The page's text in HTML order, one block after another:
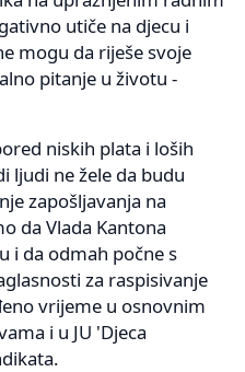
utiče na djecu i
mogu da riješe svoje
pitanje u životu -
niskih plata i loših
ljudi ne žele da budu
zapošljavanja na
da Vlada Kantona
i da odmah počne s
za raspisivanje
vrijeme u osnovnim
i u JU 'Djeca